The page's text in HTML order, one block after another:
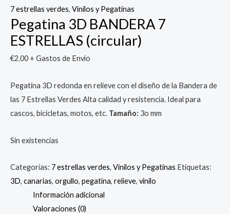
7 estrellas verdes, Vinilos y Pegatinas
Pegatina 3D BANDERA 7
ESTRELLAS (circular)
€2.00 + Gastos de Envío
Pegatina 3D redonda en relieve con el diseño de la Bandera de
las 7 Estrellas Verdes Alta calidad y resistencia. Ideal para
cascos, bicicletas, motos, etc. Tamaño: 3o mm
Sin existencias
Categorías: 7 estrellas verdes, Vinilos y Pegatinas Etiquetas:
3D, canarias, orgullo, pegatina, relieve, vinilo
Información adicional
Valoraciones (0)